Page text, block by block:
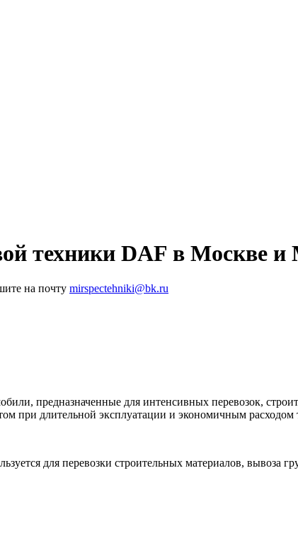
техники DAF в Москве и
на почту mirspectehniki@bk.ru
предназначенные для интенсивных перевозок,
при длительной эксплуатации и экономичным расходом
для перевозки строительных материалов, вывоза